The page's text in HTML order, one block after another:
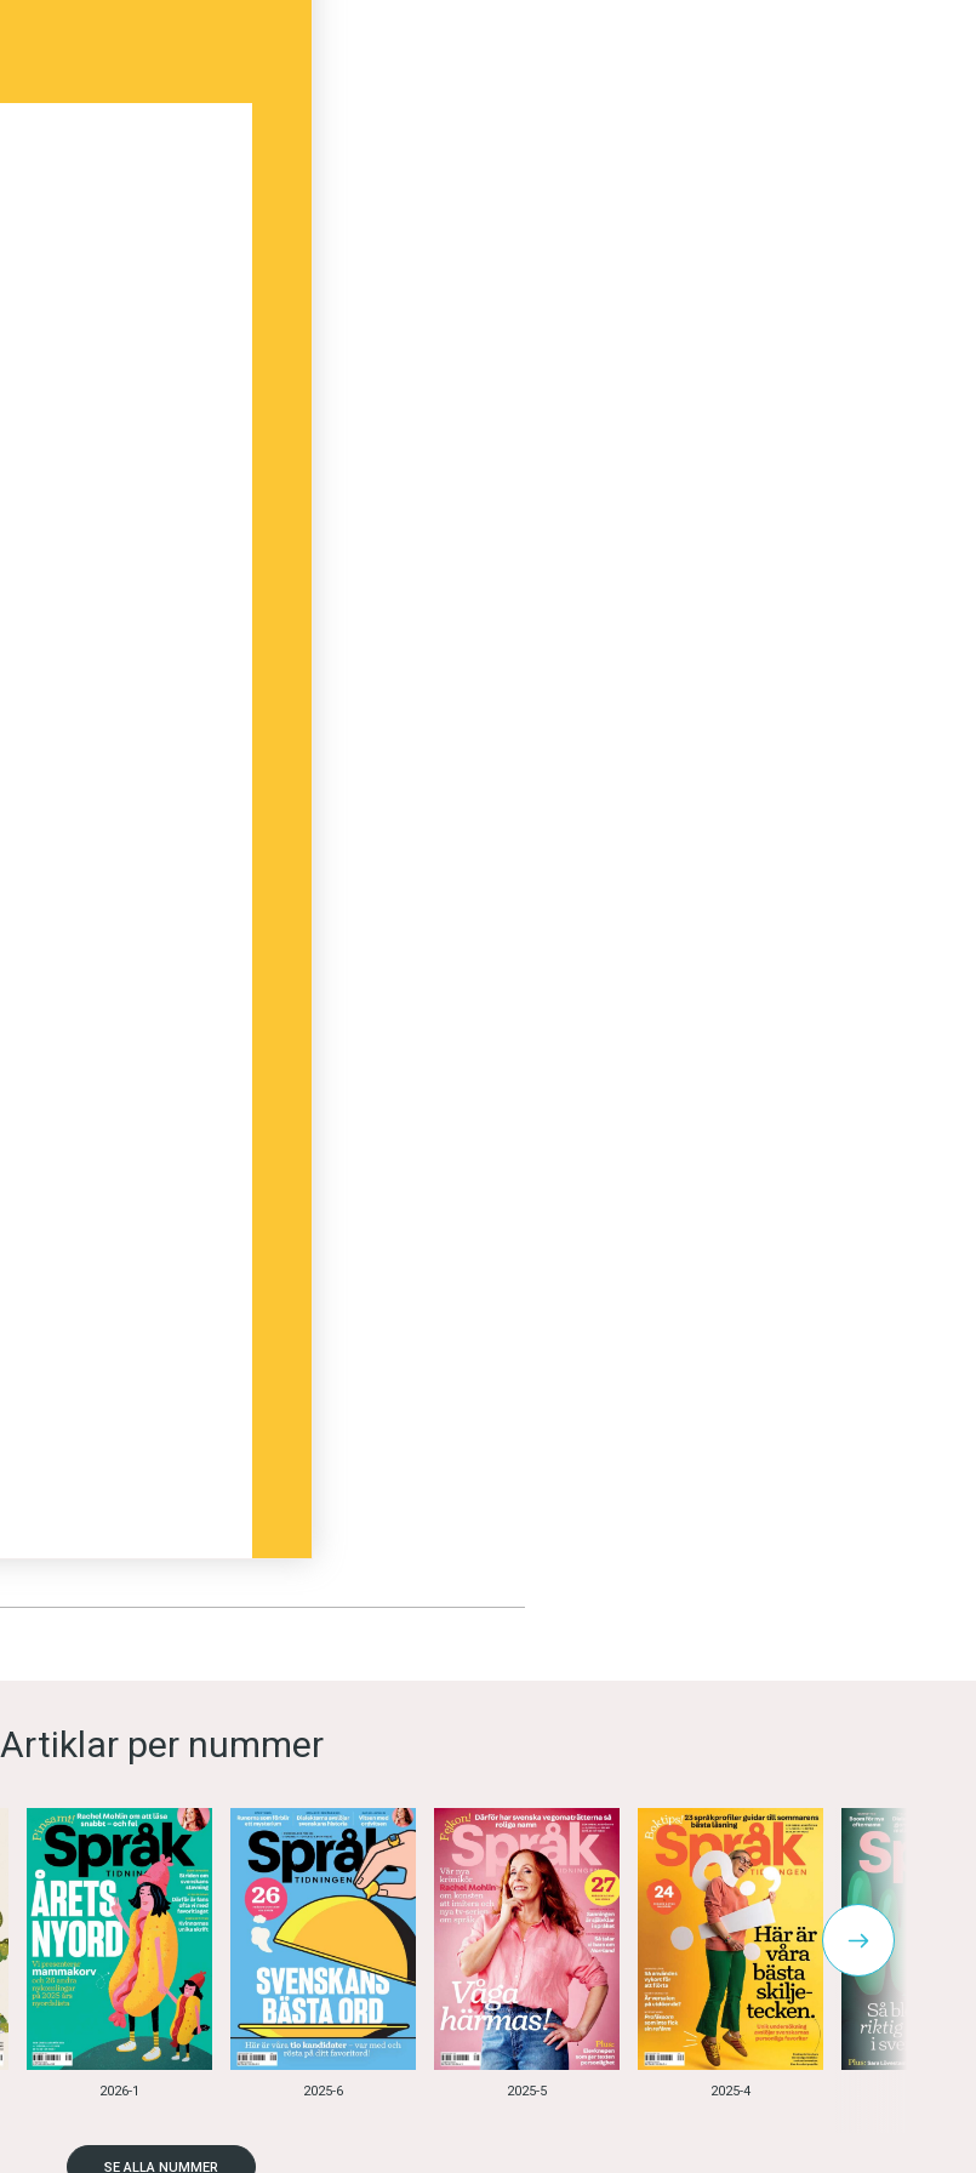
Artiklar per nummer
2026-1 2025-6 2025-5 2025-4
SE ALLA NUMMER